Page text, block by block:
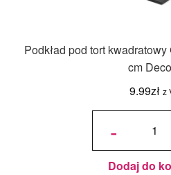
Podkład pod tort
cm
9.99zł z
-
ilość
kwadratowy
Czarny
25x25 cm,
h 1,2 cm
Decora
Dodaj do